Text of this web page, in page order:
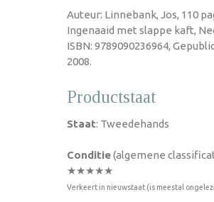
Auteur: Linnebank, Jos, 110
Ingenaaid met slappe kaft,
ISBN: 9789090236964,
2008.
Productstaat
Staat: Tweedehands
Conditie(algemene
★★★★★
Verkeert in nieuwstaat (is meestal